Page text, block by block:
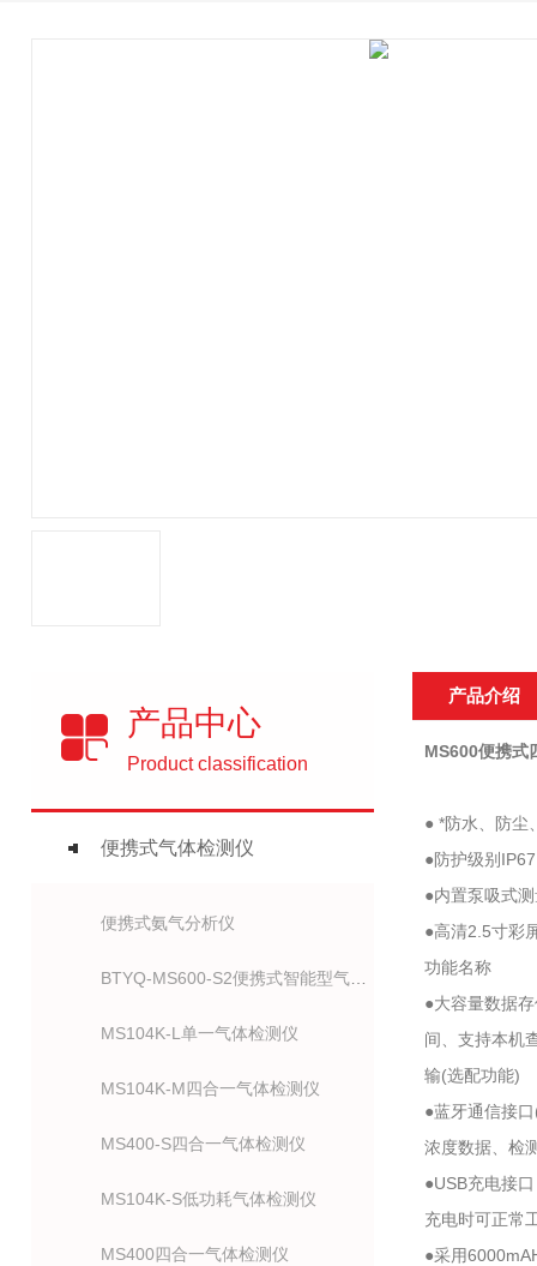
产品中心
Product classification
便携式气体检测仪
便携式氨气分析仪
MS104K-L单一气体检测仪
MS104K-M四合一气体检测仪
MS400-S四合一气体检测仪
MS104K-S低功耗气体检测仪
MS400四合一气体检测仪
产品介绍
MS600便携式
● *防水、防尘
●防护级别
●内置泵吸式
●高清2.5寸彩
功能名称
●大容量数据
间、支持本机
输(选配功能)
●蓝牙通信接
浓度数据、检
●USB充电接
充电时可正常
●采用